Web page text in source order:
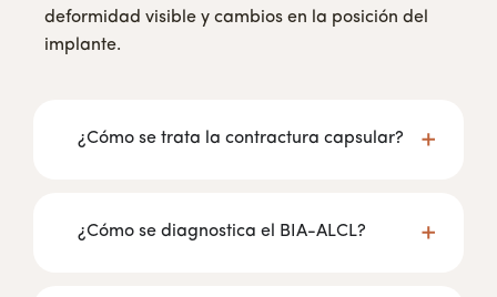
deformidad visible y cambios en la posición del
implante.
¿Cómo se trata la contractura capsular?
¿Cómo se diagnostica el BIA-ALCL?